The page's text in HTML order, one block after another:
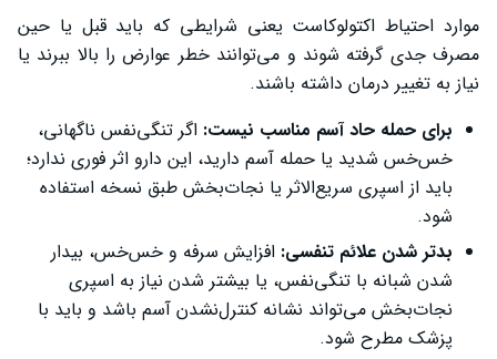
موارد احتیاط اکتولوکاست یعنی شرایطی که باید قبل یا حین
مصرف جدی گرفته شوند و می‌توانند خطر عوارض را بالا ببرند یا
نیاز به تغییر درمان داشته باشند.
برای حمله حاد آسم مناسب نیست: اگر تنگی‌نفس ناگهانی،
خس‌خس شدید یا حمله آسم دارید، این دارو اثر فوری ندارد؛
باید از اسپری سریع‌الاثر یا نجات‌بخش طبق نسخه استفاده
شود.
بدتر شدن علائم تنفسی: افزایش سرفه و خس‌خس، بیدار
شدن شبانه با تنگی‌نفس، یا بیشتر شدن نیاز به اسپری
نجات‌بخش می‌تواند نشانه کنترل‌نشدن آسم باشد و باید با
پزشک مطرح شود.